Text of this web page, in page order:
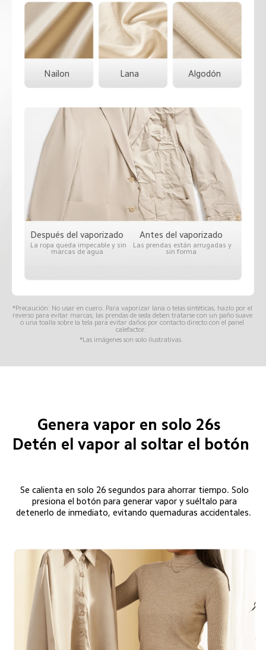
Nailon Lana Algodón
Después del vaporizado Antes del vaporizado
La ropa queda impecable y sin
marcas de agua
Las prendas están arrugadas y
sin forma
*Precaución: No usar en cuero. Para vaporizar lana o telas sintéticas, hazlo por el
reverso para evitar marcas; las prendas de seda deben tratarse con un paño suave
o una toalla sobre la tela para evitar daños por contacto directo con el panel
calefactor.
*Las imágenes son solo ilustrativas.
Genera vapor en solo 26s
Detén el vapor al soltar el botón
Se calienta en solo 26 segundos para ahorrar tiempo. Solo
presiona el botón para generar vapor y suéltalo para
detenerlo de inmediato, evitando quemaduras accidentales.